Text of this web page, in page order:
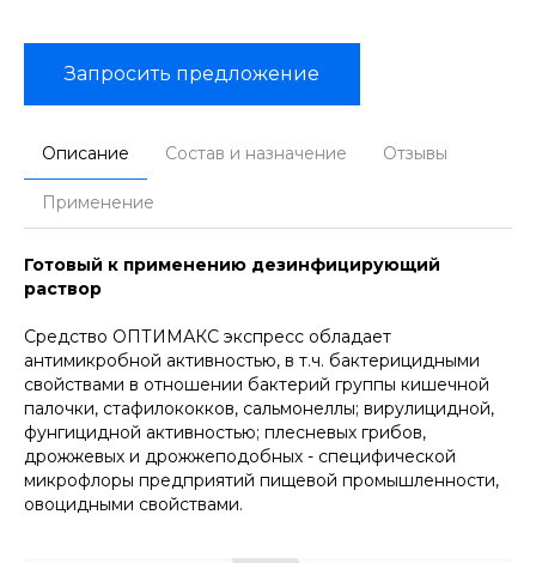
Запросить предложение
Описание Состав и назначение Отзывы
Применение
Готовый к применению дезинфицирующий
раствор
Средство ОПТИМАКС экспресс обладает
антимикробной активностью, в т.ч. бактерицидными
свойствами в отношении бактерий группы кишечной
палочки, стафилококков, сальмонеллы; вирулицидной,
фунгицидной активностью; плесневых грибов,
дрожжевых и дрожжеподобных - специфической
микрофлоры предприятий пищевой промышленности,
овоцидными свойствами.